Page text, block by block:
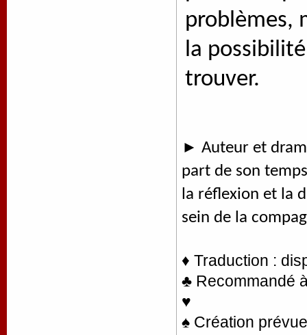
problèmes,
la
trouver.
► Auteur et
part de son
la réflexion et la
sein de la
♦ Traduction :
♣ Recommandé
♥
♠ Création